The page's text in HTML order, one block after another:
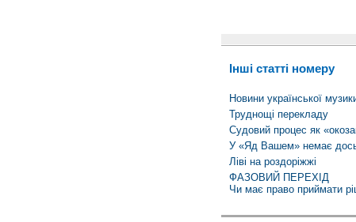
Інші статті номеру
Новини української
Труднощі перекладу
Судовий процес як
У «Яд Вашем» немає
Ліві на роздоріжжі
ФАЗОВИЙ ПЕРЕХІД
Чи має право приймати